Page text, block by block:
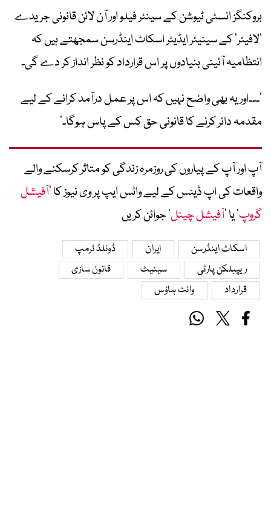
بروکنگز انسٹی ٹیوشن کے سینئر فیلو اور آن لائن قانونی جریدے
’لافیئر‘ کے سینیئر ایڈیٹر اسکاٹ اینڈرسن سمجھتے ہیں کہ
انتظامیہ آئینی بنیادوں پر اس قرارداد کو نظر انداز کر دے گی۔
’۔۔۔اور یہ بھی واضح نہیں کہ اس پر عمل درآمد کرانے کے لیے
مقدمہ دائر کرنے کا قانونی حق کس کے پاس ہوگا۔‘
آپ اور آپ کے پیاروں کی روزمرہ زندگی کو متاثر کرسکنے والے
واقعات کی اپ ڈیٹس کے لیے واٹس ایپ پر وی نیوز کا ’آفیشل
گروپ‘ یا ’آفیشل چینل‘ جوائن کریں
اسکاٹ اینڈرسن ایران
ڈونلڈ ٹرمپ
ریپبلکن پارٹی
سینیٹ
قانون سازی
قرارداد
وائٹ ہاؤس